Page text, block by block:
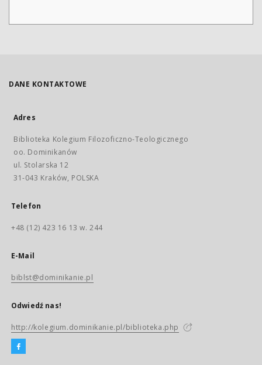
DANE KONTAKTOWE
Adres
Biblioteka Kolegium Filozoficzno-Teologicznego
oo. Dominikanów
ul. Stolarska 12
31-043 Kraków, POLSKA
Telefon
+48 (12) 423 16 13 w. 244
E-Mail
biblst@dominikanie.pl
Odwiedź nas!
http://kolegium.dominikanie.pl/biblioteka.php